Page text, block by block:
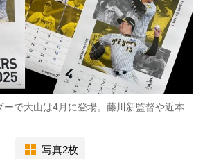
ーで大山は4月に登場。藤川新監督や近本
写真2枚